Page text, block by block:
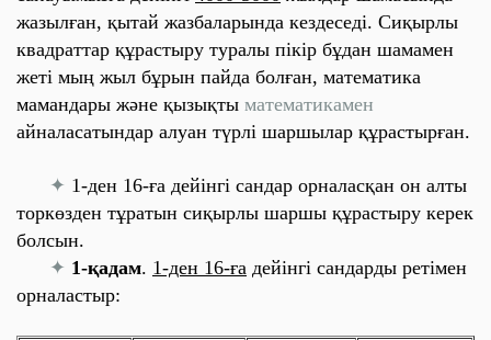
жазылған, қытай жазбаларында кездеседі. Сиқырлы
квадраттар құрастыру туралы пікір бұдан шамамен
жеті мың жыл бұрын пайда болған, математика
мамандары және қызықты математикамен
айналасатындар алуан түрлі шаршылар құрастырған.
✦ 1-ден 16-ға дейінгі сандар орналасқан он алты
торкөзден тұратын сиқырлы шаршы құрастыру керек
болсын.
✦ 1-қадам. 1-ден 16-ға дейінгі сандарды ретімен
орналастыр: